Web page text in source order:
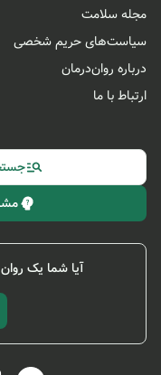
مجله سلامت
سیاست‌های حریم شخصی
درباره روان‌درمان
ارتباط با ما
آیا شما یک